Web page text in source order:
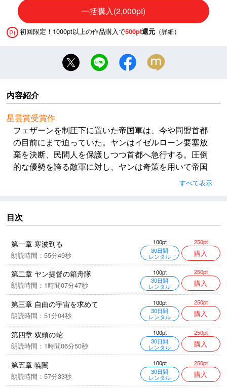
一括購入(2,000pt)
Pt 初回限定！1000pt以上の作品購入で500pt還元 （詳細）
内容紹介
星雲賞受賞作
フェザーンを制圧下に置いた帝国軍は、今や同盟首都
の目前にまで迫っていた。ヤンはイゼルローン要塞放
棄を決断、民間人を保護しつつ首都へ急行する。圧倒
的な優勢を誇る敵軍に対し、ヤンは奇策を用いて帝国
の智将たちを破っていくが、ラインハルトの大胆な行
動により、彼との正面決戦を余儀なくされる。再び戦
ちらか？
すべて表示
目次
第一章 寒波到る
朗読時間：55分49秒
100pt
30日間
レンタル
250pt
購入
第二章 ヤン提督の箱舟隊
朗読時間：1時間07分47秒
100pt
30日間
レンタル
250pt
購入
第三章 自由の宇宙を求めて
朗読時間：51分04秒
100pt
30日間
レンタル
250pt
購入
第四章 双頭の蛇
朗読時間：1時間06分50秒
100pt
30日間
レンタル
250pt
購入
第五章 暁闇
朗読時間：57分33秒
100pt
30日間
レンタル
250pt
購入